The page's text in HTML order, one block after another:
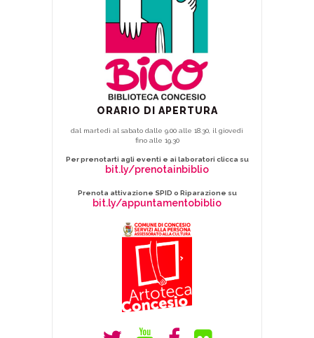
ORARIO DI APERTURA
dal martedì al sabato dalle 9.00 alle 18.30, il giovedì
fino alle 19.30
Per prenotarti agli eventi e ai laboratori clicca su
bit.ly/prenotainbiblio
Prenota attivazione SPID o Riparazione su
bit.ly/appuntamentobiblio